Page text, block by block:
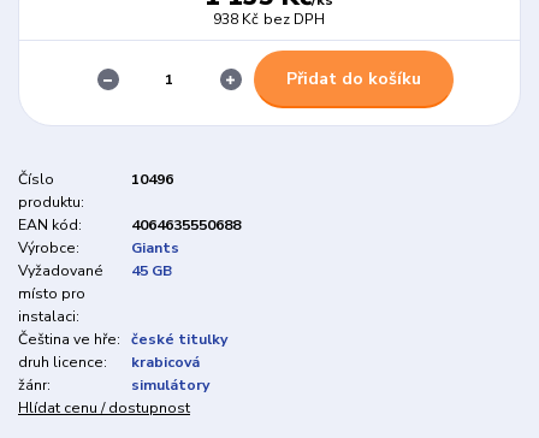
938 Kč bez DPH
Přidat do košíku
Číslo
produktu:
10496
EAN kód:
4064635550688
Výrobce:
Giants
Vyžadované
místo pro
instalaci:
45 GB
Čeština ve hře:
české titulky
druh licence:
krabicová
žánr:
simulátory
Hlídat cenu / dostupnost